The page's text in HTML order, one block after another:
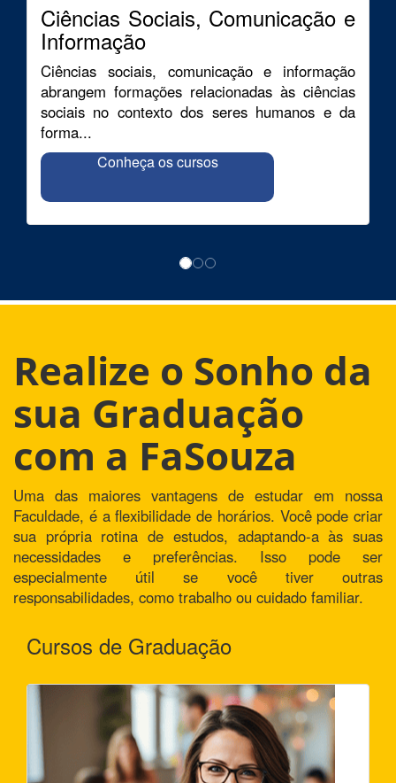
Ciências Sociais, Comunicação e
Informação
Ciências sociais, comunicação e informação
abrangem formações relacionadas às ciências
sociais no contexto dos seres humanos e da
forma...
Conheça os cursos
Realize o Sonho da
sua Graduação
com a FaSouza
Uma das maiores vantagens de estudar em nossa
Faculdade, é a flexibilidade de horários. Você pode criar
sua própria rotina de estudos, adaptando-a às suas
necessidades e preferências. Isso pode ser
especialmente útil se você tiver outras
responsabilidades, como trabalho ou cuidado familiar.
Cursos de Graduação